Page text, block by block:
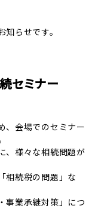
らせです。
セミナー
、会場でのセミナー
、様々な相続問題が
相続税の問題」な
事業承継対策」につ